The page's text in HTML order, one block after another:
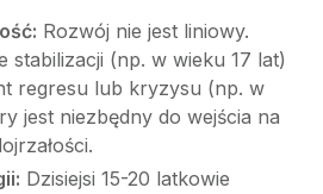
Rozwój nie jest liniowy.
stabilizacji (np. w wieku 17 lat)
regresu lub kryzysu (np. w
jest niezbędny do wejścia na
Dzisiejsi 15-20 latkowie